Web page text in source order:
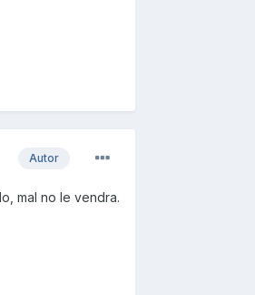
Autor
mal no le vendra.